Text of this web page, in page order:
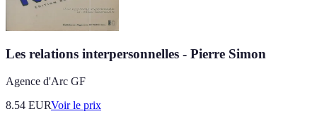
Les relations interpersonnelles - Pierre Simon
Agence d'Arc GF
8.54 EURVoir le prix